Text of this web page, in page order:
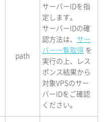
path
サーバーIDを指
定します。
サーバーIDの確
認方法は、 サー
バー一覧取得 を
実行の上、レス
ポンス結果から
対象VPSのサー
バーIDをご確認
ください。